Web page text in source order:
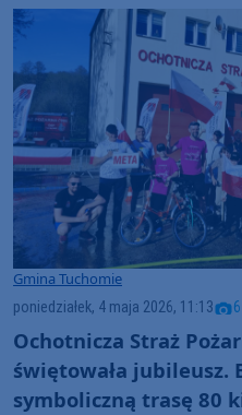
Gmina Tuchomie
poniedziałek, 4 maja 2026, 11:13 6
Ochotnicza Straż
świętowała jubileusz.
symboliczną trasę 80